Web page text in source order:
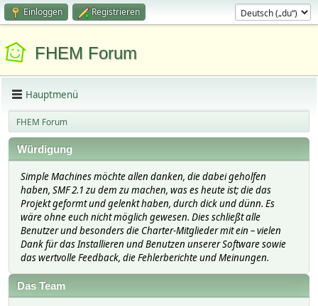
Einloggen Registrieren
FHEM Forum
Hauptmenü
FHEM Forum
Würdigung
Simple Machines möchte allen danken, die dabei geholfen
haben, SMF 2.1 zu dem zu machen, was es heute ist; die das
Projekt geformt und gelenkt haben, durch dick und dünn. Es
wäre ohne euch nicht möglich gewesen. Dies schließt alle
Benutzer und besonders die Charter-Mitglieder mit ein – vielen
Dank für das Installieren und Benutzen unserer Software sowie
das wertvolle Feedback, die Fehlerberichte und Meinungen.
Das Team